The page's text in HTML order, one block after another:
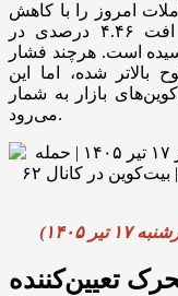
امروز را با کاهش
قیمت دنبال کرده است. این رمزارز با افت ۴.۴۶ درصدی در
به محدوده ۷۷.۷۲ دلار رسیده است. هرچند فشار
شده، اما این
بازار به شمار
می‌رود.
۱۴۰۵)
تعیین‌کننده